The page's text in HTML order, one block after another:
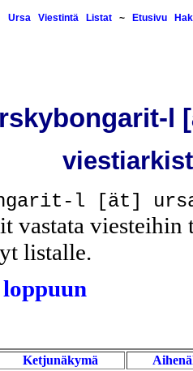
Ursa Viestintä Listat~ Etusivu
l
l [ät]
vastata viesteihin
listalle.
Ketjunäkymä